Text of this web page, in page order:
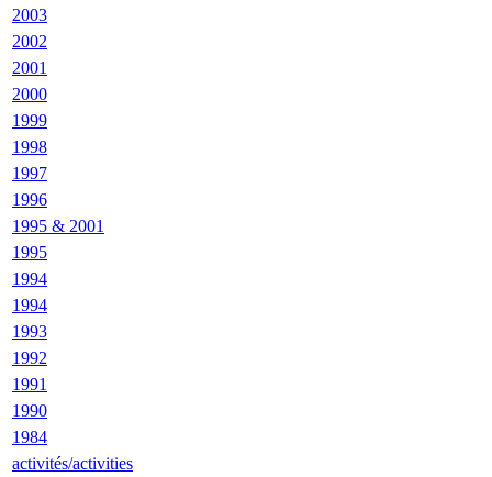
2003
2002
2001
2000
1999
1998
1997
1996
1995 & 2001
1995
1994
1994
1993
1992
1991
1990
1984
activités/activities